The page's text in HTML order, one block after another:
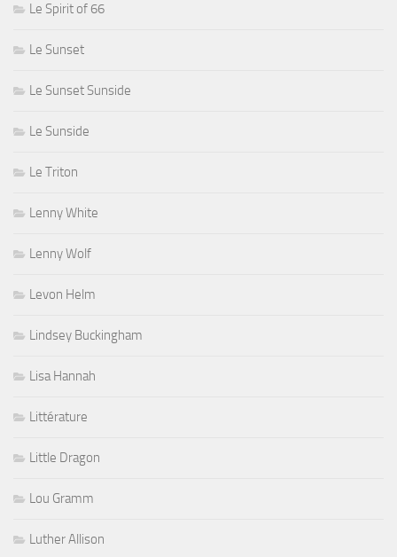
Le Spirit of 66
Le Sunset
Le Sunset Sunside
Le Sunside
Le Triton
Lenny White
Lenny Wolf
Levon Helm
Lindsey Buckingham
Lisa Hannah
Littérature
Little Dragon
Lou Gramm
Luther Allison